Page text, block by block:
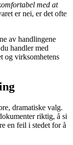
med at
er nei, er det ofte
av handlingene
handler med
og virksomhetens
dramatiske valg.
riktig, å si
en feil i stedet for å